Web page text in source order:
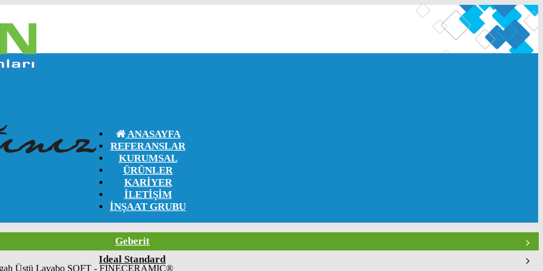
ANASAYFA
REFERANSLAR
KURUMSAL
ÜRÜNLER
Geberit
Ideal Standard
KARIYER
İLETIŞIM
İNŞAAT GRUBU
Üstü Lavabo SOFT - FINECERAMIC®